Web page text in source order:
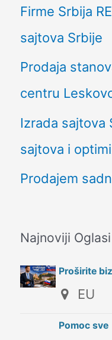
Firme Srbija
sajtova Srbije
Prodaja
centru
Izrada sajtova
sajtova i
Prodajem
Najnoviji Oglasi
Proširite
EU
Pomoc sve